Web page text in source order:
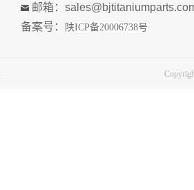
邮箱：
备案号：
陕ICP备20006738号